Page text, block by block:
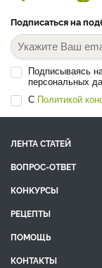
Подписаться на
Подписываясь
персональных
С Политикой
ЛЕНТА СТАТЕЙ
ВОПРОС-ОТВЕТ
КОНКУРСЫ
РЕЦЕПТЫ
ПОМОЩЬ
КОНТАКТЫ